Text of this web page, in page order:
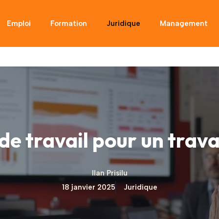
Emploi Formation Juridique Management
travail pour un
Ilan Prisilu
18 janvier 2025
Juridique